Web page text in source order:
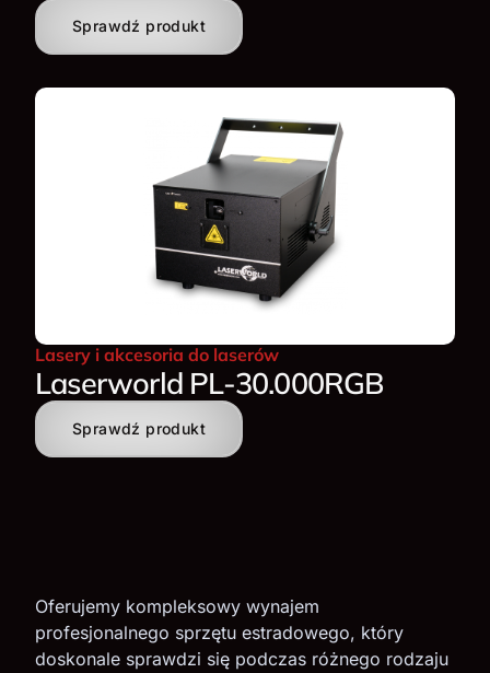
Sprawdź produkt
Lasery i akcesoria do laserów
Laserworld PL-30.000RGB
Sprawdź produkt
Oferujemy kompleksowy wynajem
profesjonalnego sprzętu estradowego, który
doskonale sprawdzi się podczas różnego rodzaju